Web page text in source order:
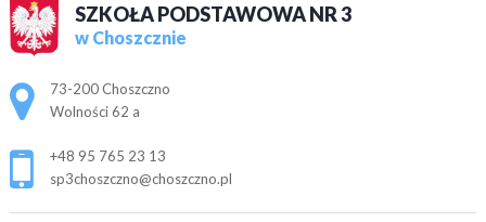
SZKOŁA PODSTAWOWA NR 3
w Choszcznie
Adres pocztowy:
73-200 Choszczno
Wolności 62 a
+48 95 765 23 13
sp3choszczno@choszczno.pl